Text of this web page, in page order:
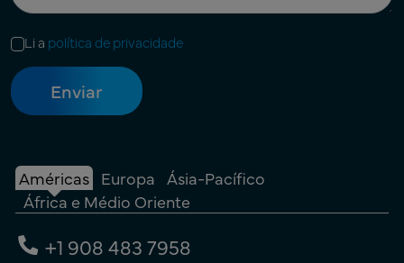
Li a política de privacidade
Américas Europa Ásia-Pacífico
África e Médio Oriente
+1 908 483 7958